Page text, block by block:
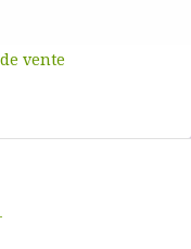
vente